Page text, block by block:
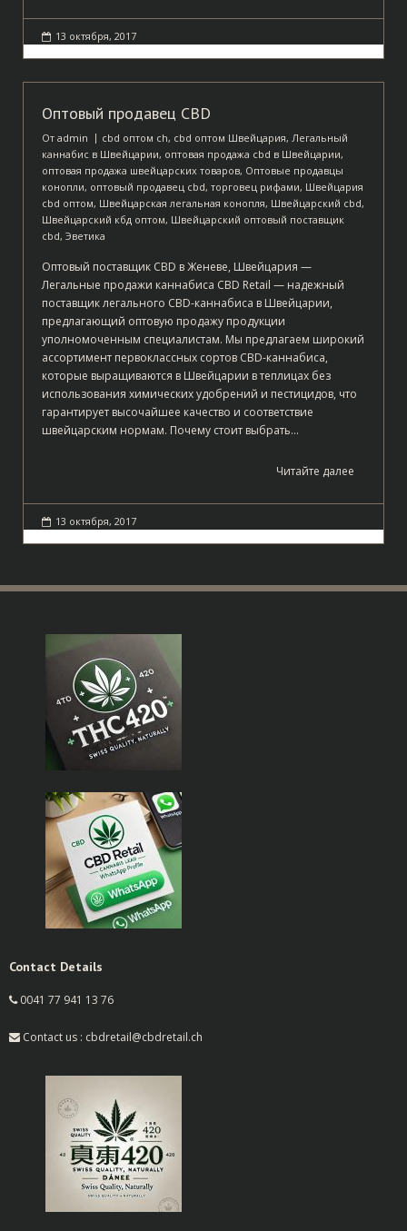
13 октября, 2017
Оптовый продавец CBD
От admin cbd оптом ch, cbd оптом Швейцария, Легальный
каннабис в Швейцарии, оптовая продажа cbd в Швейцарии,
оптовая продажа швейцарских товаров, Оптовые продавцы
конопли, оптовый продавец cbd, торговец рифами, Швейцария
cbd оптом, Швейцарская легальная конопля, Швейцарский cbd,
Швейцарский кбд оптом, Швейцарский оптовый поставщик
cbd, Эветика
Оптовый поставщик CBD в Женеве, Швейцария —
Легальные продажи каннабиса CBD Retail — надежный
поставщик легального CBD-каннабиса в Швейцарии,
предлагающий оптовую продажу продукции
уполномоченным специалистам. Мы предлагаем широкий
ассортимент первоклассных сортов CBD-каннабиса,
которые выращиваются в Швейцарии в теплицах без
использования химических удобрений и пестицидов, что
гарантирует высочайшее качество и соответствие
швейцарским нормам. Почему стоит выбрать…
Читайте далее
13 октября, 2017
Contact Details
0041 77 941 13 76
Contact us : cbdretail@cbdretail.ch